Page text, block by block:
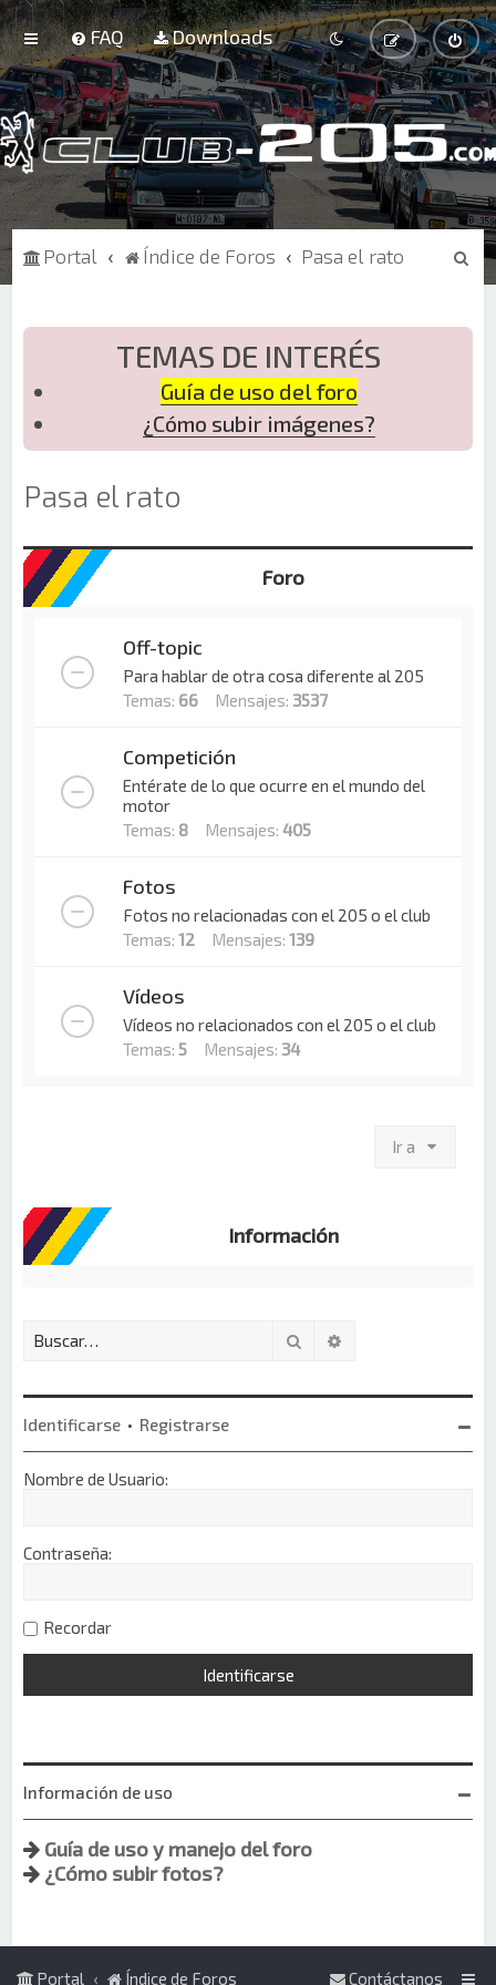
FAQ Downloads
Portal Índice de Foros Pasa el rato
B
TEMAS DE INTERÉS
Guía de uso del foro
¿Cómo subir imágenes?
Pasa el rato
Foro
Off-topic
Para hablar de otra cosa diferente al 205
Temas: 66 Mensajes: 3537
Competición
Entérate de lo que ocurre en el mundo del
motor
Temas: 8 Mensajes:405
Fotos
Fotos no relacionadas con el 205 o el club
Temas:12 Mensajes:139
Vídeos
Vídeos no relacionados con el 205 o el club
Temas: 5 Mensajes: 34
Ir a
Información
Buscar
Identificarse • Registrarse
Nombre de Usuario:
Contraseña:
Recordar
Información de uso
Guía de uso y manejo del foro
¿Cómo subir fotos?
Portal Índice de Foros Contáctanos